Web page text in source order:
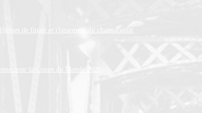
de finale et classement du championnat
pour la Coupe du Monde 2026